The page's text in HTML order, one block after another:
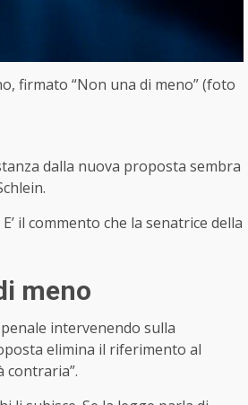
firmato “Non una di meno” (foto
dalla nuova proposta sembra
il commento che la senatrice della
meno
intervenendo sulla
elimina il riferimento al
contraria”.